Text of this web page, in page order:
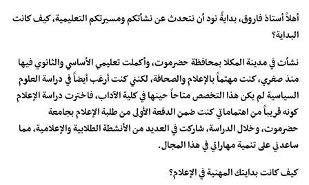
أهلاً أستاذ فاروق، بدايةً نود أن نتحدث عن نشأتكم ومسيرتكم التعليمية، كيف كانت
البداية؟
نشأت في مدينة المكلا بمحافظة حضرموت، وأكملت تعليمي الأساسي والثانوي فيها
منذ صغري، كنت مهتماً بالإعلام والصحافة، لكنني كنت أرغب أيضاً في دراسة العلوم
السياسية لم يكن هذا التخصص متاحاً حينها في كلية الآداب، فاخترت دراسة الإعلام
كونه قريباً من اهتماماتي كنت ضمن الدفعة الأولى من طلبة الإعلام بجامعة
حضرموت، وخلال الدراسة، شاركت في العديد من الأنشطة الطلابية والإعلامية، مما
ساعدني على تنمية مهاراتي في هذا المجال.
كيف كانت بدايتك المهنية في الإعلام؟